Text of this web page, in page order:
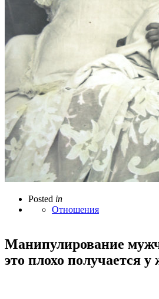
Posted in
Отношения
Манипулирование
это плохо получается